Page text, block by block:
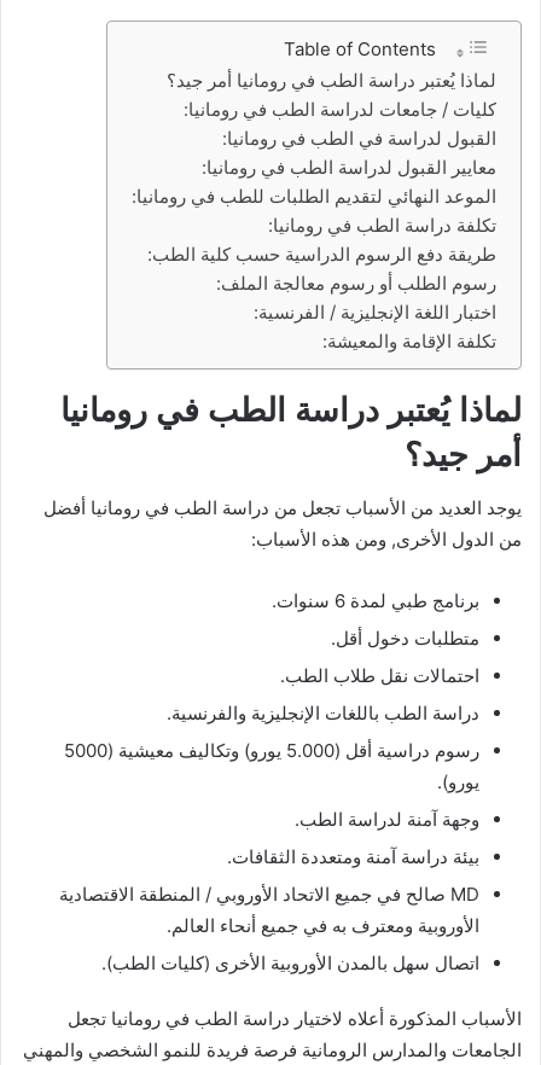
Table of Contents
لماذا يُعتبر دراسة الطب في رومانيا أمر جيد؟
كليات / جامعات لدراسة الطب في رومانيا:
القبول لدراسة في الطب في رومانيا:
معايير القبول لدراسة الطب في رومانيا:
الموعد النهائي لتقديم الطلبات للطب في رومانيا:
تكلفة دراسة الطب في رومانيا:
طريقة دفع الرسوم الدراسية حسب كلية الطب:
رسوم الطلب أو رسوم معالجة الملف:
اختبار اللغة الإنجليزية / الفرنسية:
تكلفة الإقامة والمعيشة:
لماذا يُعتبر دراسة الطب في رومانيا
أمر جيد؟
يوجد العديد من الأسباب تجعل من دراسة الطب في رومانيا أفضل
من الدول الأخرى, ومن هذه الأسباب:
برنامج طبي لمدة 6 سنوات.
متطلبات دخول أقل.
احتمالات نقل طلاب الطب.
دراسة الطب باللغات الإنجليزية والفرنسية.
رسوم دراسية أقل (5.000 يورو) وتكاليف معيشية (5000
يورو).
وجهة آمنة لدراسة الطب.
بيئة دراسة آمنة ومتعددة الثقافات.
MD صالح في جميع الاتحاد الأوروبي / المنطقة الاقتصادية
الأوروبية ومعترف به في جميع أنحاء العالم.
اتصال سهل بالمدن الأوروبية الأخرى (كليات الطب).
الأسباب المذكورة أعلاه لاختيار دراسة الطب في رومانيا تجعل
الجامعات والمدارس الرومانية فرصة فريدة للنمو الشخصي والمهني